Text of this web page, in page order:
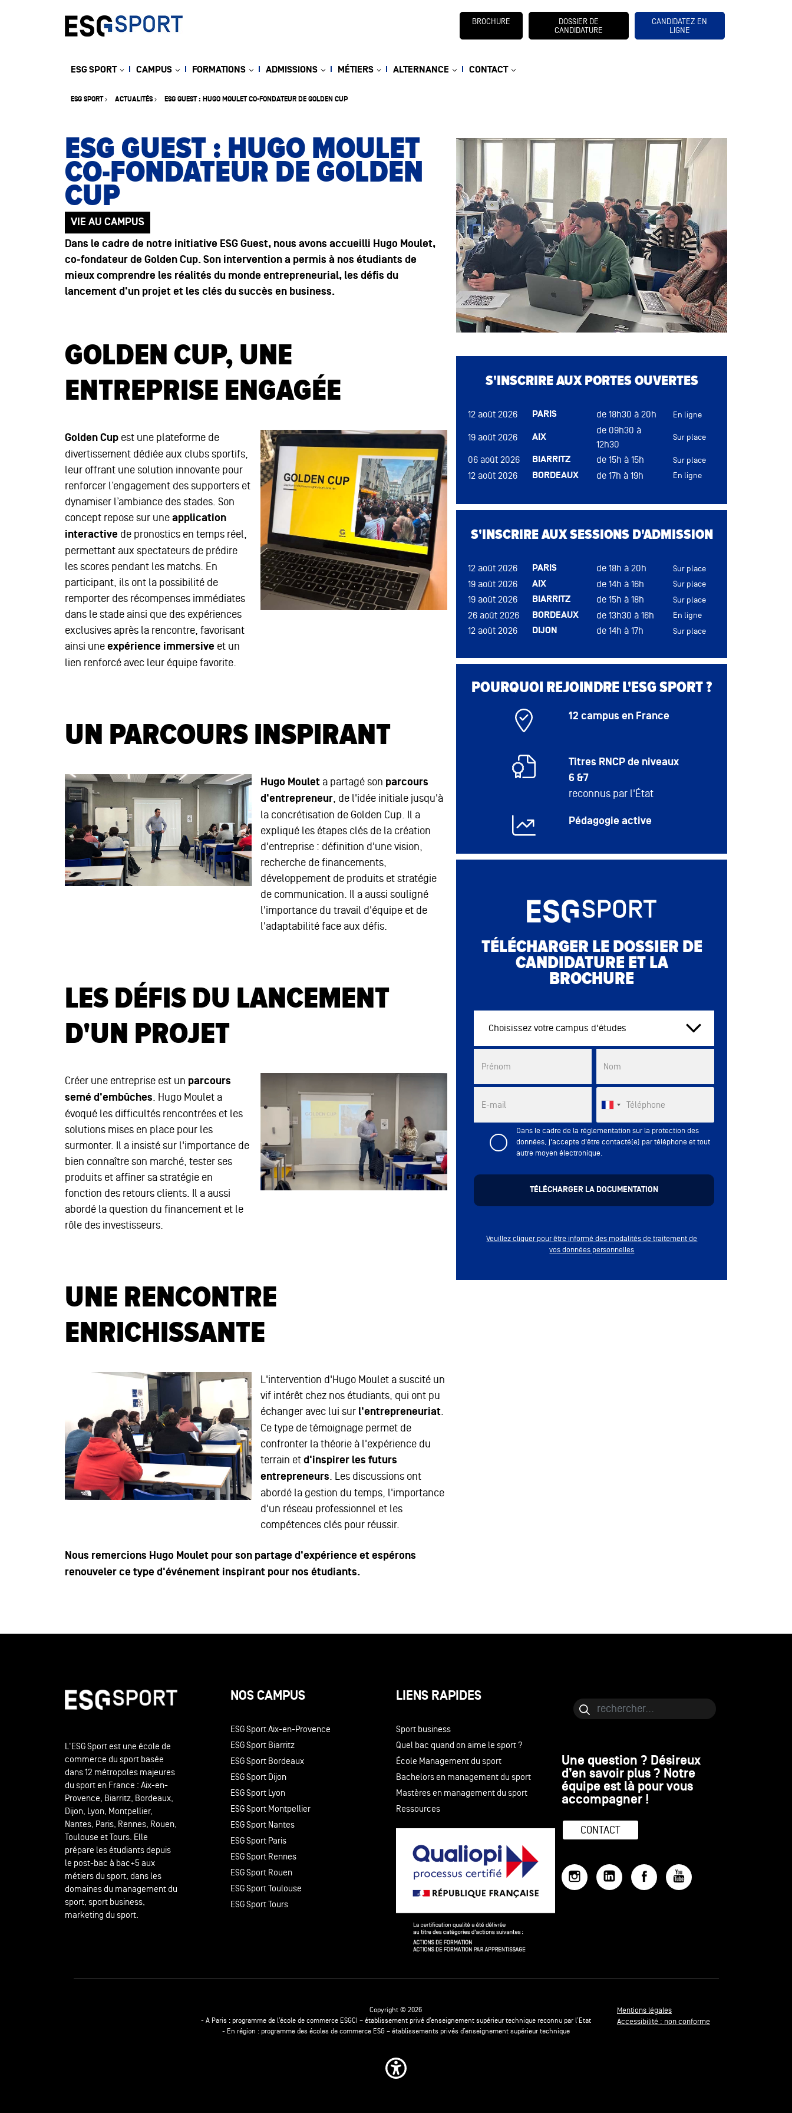
ESG SPORT ACTUALITÉS ESG GUEST : HUGO MOULET CO-FONDATEUR DE GOLDEN CUP
ESG GUEST : HUGO MOULET
CO-FONDATEUR DE GOLDEN
CUP
VIE AU CAMPUS
Dans le cadre de notre initiative ESG Guest, nous avons accueilli Hugo Moulet,
co-fondateur de Golden Cup. Son intervention a permis à nos étudiants de
mieux comprendre les réalités du monde entrepreneurial, les défis du
lancement d'un projet et les clés du succès en business.
GOLDEN CUP, UNE
ENTREPRISE ENGAGÉE
Golden Cupest une plateforme de
divertissement dédiée aux clubs sportifs,
leur offrant une solution innovante pour
renforcer l’engagement des supporters et
dynamiser l’ambiance des stades. Son
concept repose sur une application
interactive de pronostics en temps réel,
permettant aux spectateurs de prédire
les scores pendant les matchs. En
participant, ils ont la possibilité de
remporter des récompenses immédiates
dans le stade ainsi que des expériences
exclusives après la rencontre, favorisant
ainsi une expérience immersive et un
lien renforcé avec leur équipe favorite.
UN PARCOURS INSPIRANT
Hugo Mouleta partagé son parcours
d'entrepreneur, de l'idée initiale jusqu'à
la concrétisation de Golden Cup. Il a
expliqué les étapes clés de la création
d'entreprise : définition d'une vision,
recherche de financements,
développement de produits et stratégie
de communication. Il a aussi souligné
l'importance du travail d'équipe et de
l'adaptabilité face aux défis.
LES DÉFIS DU LANCEMENT
D'UN PROJET
Créer une entreprise est un parcours
semé d'embûches. Hugo Moulet a
évoqué les difficultés rencontrées et les
solutions mises en place pour les
surmonter. Il a insisté sur l'importance de
bien connaître son marché, tester ses
produits et affiner sa stratégie en
fonction des retours clients. Il a aussi
abordé la question du financement et le
rôle des investisseurs.
UNE RENCONTRE
ENRICHISSANTE
L'intervention d'Hugo Moulet a suscité un
vif intérêt chez nos étudiants, qui ont pu
échanger avec lui sur l'entrepreneuriat.
Ce type de témoignage permet de
confronter la théorie à l'expérience du
terrain et d'inspirer les futurs
entrepreneurs. Les discussions ont
abordé la gestion du temps, l'importance
d'un réseau professionnel et les
compétences clés pour réussir.
Nous remercions Hugo Moulet pour son partage d'expérience et espérons
renouveler ce type d'événement inspirant pour nos étudiants.
S'INSCRIRE AUX PORTES OUVERTES
12 août 2026 PARIS de 18h30 à 20h En ligne
19 août 2026 AIX
de 09h30 à
12h30
Sur place
06 août 2026 BIARRITZ de 15h à 15h Sur place
12 août 2026 BORDEAUX de 17h à 19h En ligne
09 sep 2026 LYON de 17h à 19h Sur place
26 août 2026 NANTES de 14h30 à 17h30 Sur place
19 août 2026 ROUEN de 14h à 17h Sur place
19 août 2026 TOULOUSE de 14h30 à 16h Sur place
26 août 2026 TOURS de 15h à 17h Sur place
S'INSCRIRE AUX SESSIONS D'ADMISSION
12 août 2026 PARIS de 18h à 20h Sur place
19 août 2026 AIX de 14h à 16h Sur place
19 août 2026 BIARRITZ de 15h à 18h Sur place
26 août 2026 BORDEAUX de 13h30 à 16h En ligne
12 août 2026 DIJON de 14h à 17h Sur place
19 août 2026 MONTPELLIER de 14h à 16h Sur place
26 août 2026 NANTES de 14h à 17h
d'admission
à 17h
12 août 2026 RENNES
de 14h à 17h
12 août 2026 TOURS
POURQUOI REJOINDRE L'ESG SPORT ?
12 campus en France
Titres RNCP de niveaux
6 &7
reconnus par l'État
Pédagogie active
TÉLÉCHARGER LE DOSSIER DE
CANDIDATURE ET LA
BROCHURE
Choisissez votre campus d'études
Prénom Nom
E-mail Téléphone
Dans le cadre de la réglementation sur la protection des
données, j'accepte d'être contacté(e) par téléphone et tout
autre moyen électronique.
Veuillez cliquer pour être informé des modalités de traitement de
vos données personnelles
BROCHURE
DOSSIER DE
CANDIDATURE
CANDIDATEZ EN
LIGNE
ESG SPORT CAMPUS FORMATIONS ADMISSIONS MÉTIERS ALTERNANCE CONTACT
L'ESG Sport est une école de
commerce du sport basée
dans 12 métropoles majeures
du sport en France : Aix-en-
Provence, Biarritz, Bordeaux,
Dijon, Lyon, Montpellier,
Nantes, Paris, Rennes, Rouen,
Toulouse et Tours. Elle
prépare les étudiants depuis
le post-bac à bac+5 aux
métiers du sport, dans les
domaines du management du
sport, sport business,
marketing du sport.
NOS CAMPUS
ESG Sport Aix-en-Provence
ESG Sport Biarritz
ESG Sport Bordeaux
ESG Sport Dijon
ESG Sport Lyon
ESG Sport Montpellier
ESG Sport Nantes
ESG Sport Paris
ESG Sport Rennes
ESG Sport Rouen
ESG Sport Toulouse
ESG Sport Tours
LIENS RAPIDES
Sport business
Quel bac quand on aime le sport ?
École Management du sport
Bachelors en management du sport
Mastères en management du sport
Ressources
Une question ? Désireux
d’en savoir plus ? Notre
équipe est là pour vous
accompagner !
CONTACT
Copyright © 2026
- A Paris : programme de l’école de commerce ESGCI – établissement privé d’enseignement supérieur technique reconnu par l’Etat
- En région : programme des écoles de commerce ESG – établissements privés d’enseignement supérieur technique
Mentions légales
Accessibilité : non conforme